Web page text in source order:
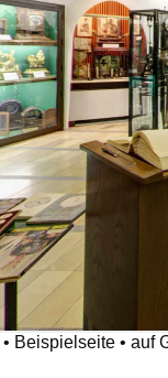
• Beispielseite • auf